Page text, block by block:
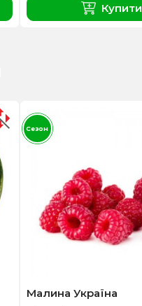
Купити
Малина Україна
Сезон